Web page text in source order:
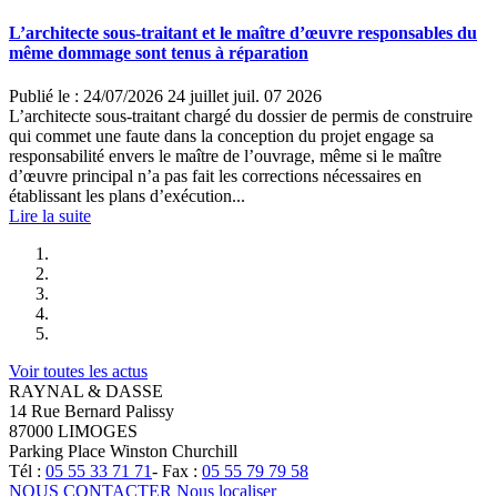
L’architecte sous-traitant et le maître d’œuvre responsables du
même dommage sont tenus à réparation
Publié le : 24/07/2026 24 juillet juil. 07 2026
L’architecte sous-traitant chargé du dossier de permis de construire
qui commet une faute dans la conception du projet engage sa
responsabilité envers le maître de l’ouvrage, même si le maître
d’œuvre principal n’a pas fait les corrections nécessaires en
établissant les plans d’exécution...
Lire la suite
Voir toutes les actus
RAYNAL & DASSE
14 Rue Bernard Palissy
87000 LIMOGES
Parking Place Winston Churchill
Tél : 05 55 33 71 71- Fax : 05 55 79 79 58
NOUS CONTACTER Nous localiser